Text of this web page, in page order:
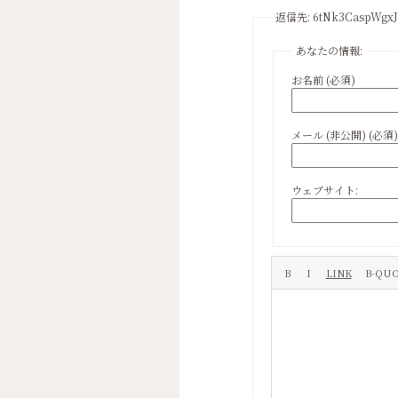
返信先:
あなたの情報:
お名前 (必須)
メール (非公開) (必須
ウェブサイト: